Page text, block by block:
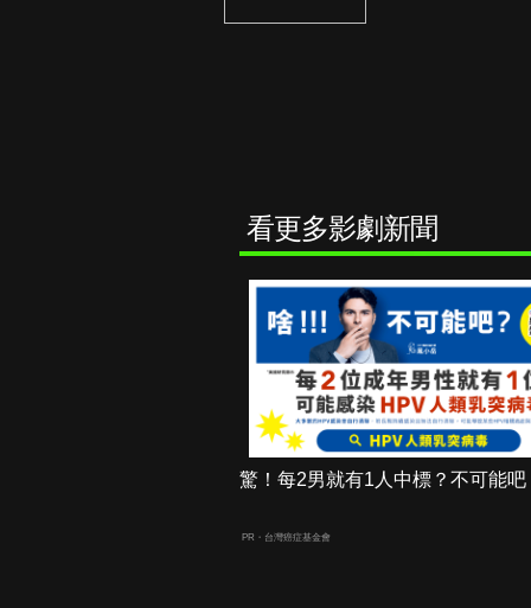
看更多影劇新聞
驚！每2男就有1人中標？不可能吧
PR・台灣癌症基金會